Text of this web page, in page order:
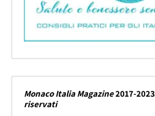
Monaco Italia Magazine2017-2023
riservati